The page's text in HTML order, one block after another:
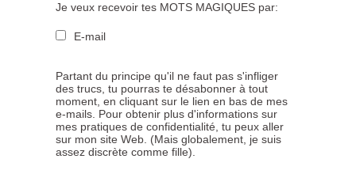
Je veux recevoir tes MOTS MAGIQUES par:
E-mail
Partant du principe qu'il ne faut pas s'infliger
des trucs, tu pourras te désabonner à tout
moment, en cliquant sur le lien en bas de mes
e-mails. Pour obtenir plus d'informations sur
mes pratiques de confidentialité, tu peux aller
sur mon site Web. (Mais globalement, je suis
assez discrète comme fille).